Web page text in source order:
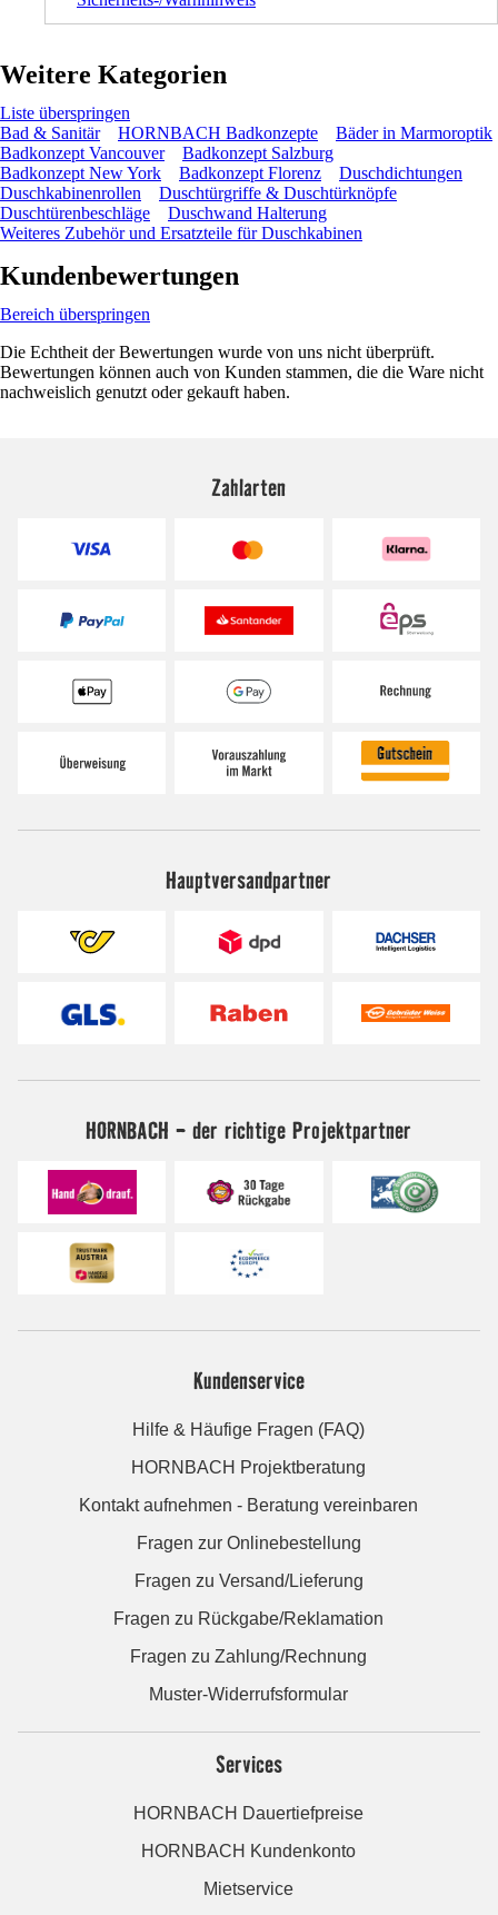
Weitere Kategorien
Liste überspringen
Bad & Sanitär
HORNBACH Badkonzepte
Bäder in Marmoroptik
Badkonzept Vancouver
Badkonzept Salzburg
Badkonzept New York
Badkonzept Florenz
Duschdichtungen
Duschkabinenrollen
Duschtürgriffe & Duschtürknöpfe
Duschtürenbeschläge
Duschwand Halterung
Weiteres Zubehör und Ersatzteile für Duschkabinen
Kundenbewertungen
Bereich überspringen
Die Echtheit der Bewertungen wurde von uns nicht überprüft.
Bewertungen können auch von Kunden stammen, die die Ware nicht
nachweislich genutzt oder gekauft haben.
Zahlarten
Hauptversandpartner
HORNBACH - der richtige Projektpartner
Kundenservice
Hilfe & Häufige Fragen (FAQ)
HORNBACH Projektberatung
Kontakt aufnehmen - Beratung vereinbaren
Fragen zur Onlinebestellung
Fragen zu Versand/Lieferung
Fragen zu Rückgabe/Reklamation
Fragen zu Zahlung/Rechnung
Muster-Widerrufsformular
Services
HORNBACH Dauertiefpreise
HORNBACH Kundenkonto
Mietservice